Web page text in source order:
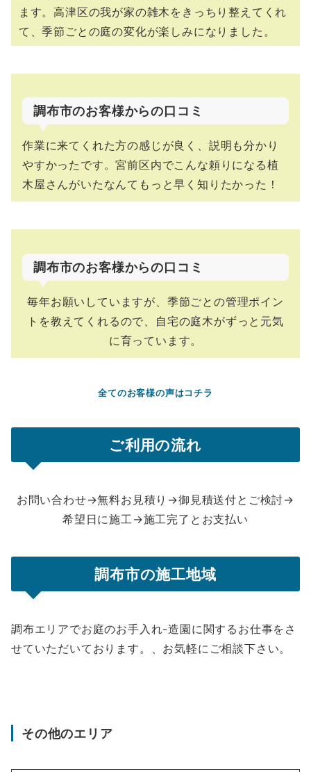
ます。高津区の我が家の雑木をきっちり整えてくれ
て、季節ごとの庭の変化が楽しみになりました。
調布市のお客様からの口コミ
作業に来てくれた方の感じが良く、説明も分かり
やすかったです。宮前区内でこんな頼りになる植
木屋さんがいたなんてもっと早く知りたかった！
調布市のお客様からの口コミ
毎年お願いしていますが、季節ごとの管理ポイン
トを教えてくれるので、自宅の庭木がずっと元気
に育っています。
全てのお客様の声はコチラ
ご利用の流れ
お問い合わせ→無料お見積り→御見積送付とご検討→
希望日に施工→施工完了とお支払い
調布市の施工地域
調布エリアでお庭のお手入れ-造園に関するお仕事をさ
せていただいております。、お気軽にご相談下さい。
その他のエリア